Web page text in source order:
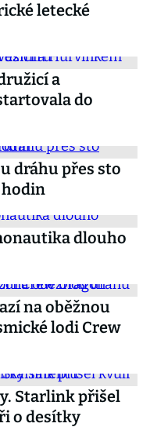
letecké
a
do
dráhu přes sto
dlouho
na oběžnou
lodi Crew
Starlink přišel
o desítky